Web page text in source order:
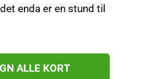
enda er en stund til
ALLE KORT